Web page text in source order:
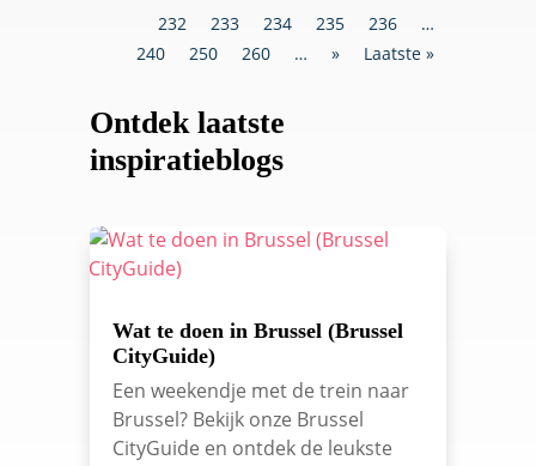
232
233 234 235 236
…
240
250 260 … » Laatste »
Ontdek laatste
inspiratieblogs
Wat te doen in Brussel (Brussel
CityGuide)
Een weekendje met de trein naar
Brussel? Bekijk onze Brussel
CityGuide en ontdek de leukste